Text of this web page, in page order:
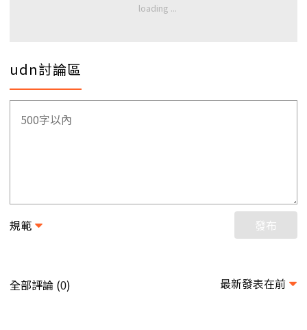
udn討論區
規範 發布
全部評論 (0) 最新發表在前